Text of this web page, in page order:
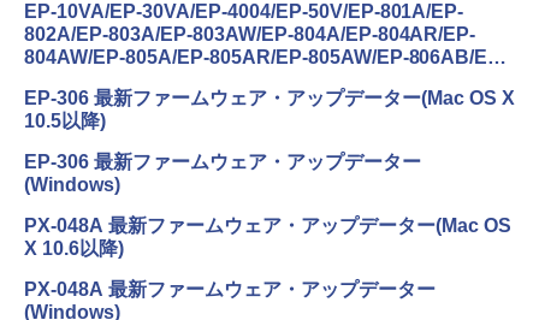
807AW/EP-808AB/EP-808AR/EP-808AW/EP-
810AB/EP-810AW/EP-879AB/EP-879AR/EP-
879AW/EP-880AB/EP-880AN/EP-880AR/EP-
880AW/EP-901A/EP-901F/EP-902A/EP-903A/EP-
903F/EP-904A/EP-904F/EP-905A/EP-905F/EP-
906F/EP-907F/EP-976A3/EP-977A3/EP-978A3/EP-
979A3/PM-G4500/PX-5002/PX-5500/PX-5600/PX-
5800/PX-5V/PX-7V/PX-G5000/PX-G5100/PX-G5300/PX-
G920/PX-G930/SC-P5050G/SC-P5050V/SC-P6050/SC-
P7050G/SC-P7050V/SC-P8050/SC-P9050G/SC-
P9050V/SC-PX3V/SC-PX5V2/SC-PX7V2 Epson Print
EP-10VA/EP-30VA/EP-4004/EP-50V/EP-801A/EP-
802A/EP-803A/EP-803AW/EP-804A/EP-804AR/EP-
804AW/EP-805A/EP-805AR/EP-805AW/EP-806AB/EP-
807AW/EP-808AB/EP-808AR/EP-808AW/EP-
810AB/EP-810AW/EP-879AB/EP-879AR/EP-
879AW/EP-880AB/EP-880AN/EP-880AR/EP-
880AW/EP-901A/EP-901F/EP-902A/EP-903A/EP-
903F/EP-904A/EP-904F/EP-905A/EP-905F/EP-
906F/EP-907F/EP-976A3/EP-977A3/EP-978A3/EP-
979A3/PM-G4500/PX-5002/PX-5500/PX-5600/PX-
5800/PX-5V/PX-7V/PX-G5000/PX-G5100/PX-G5300/PX-
G920/PX-G930/SC-P5050G/SC-P5050V/SC-P6050/SC-
P7050G/SC-P7050V/SC-P8050/SC-P9050G/SC-
EP-306 最新ファームウェア・アップデーター(Mac OS X
10.5以降)
EP-306 最新ファームウェア・アップデーター
(Windows)
PX-048A 最新ファームウェア・アップデーター(Mac OS
X 10.6以降)
PX-048A 最新ファームウェア・アップデーター
(Windows)